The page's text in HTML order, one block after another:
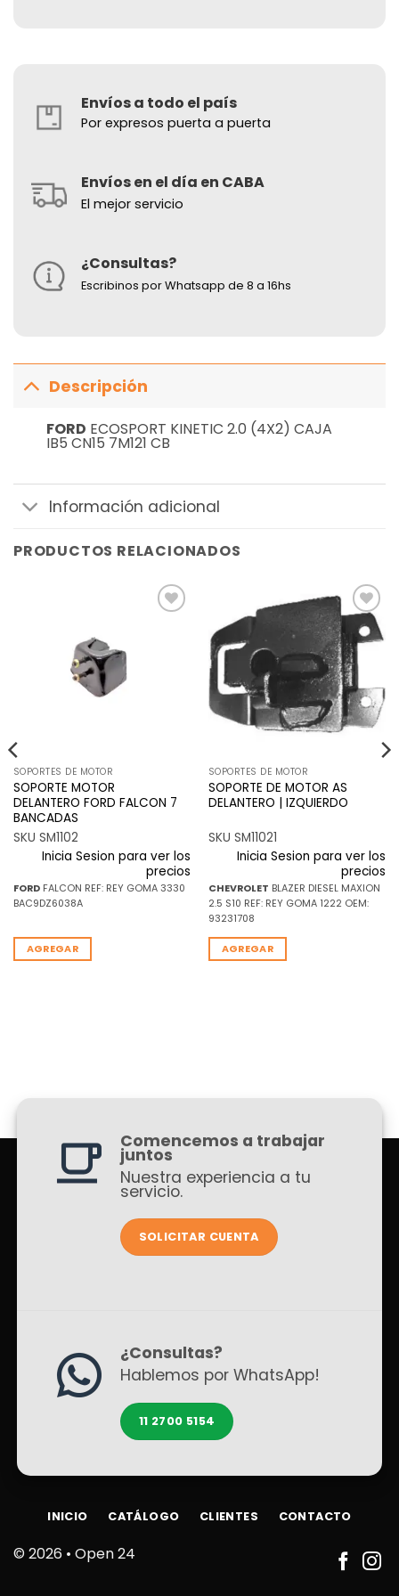
Envíos a todo el país
Por expresos puerta a puerta
Envíos en el día en CABA
El mejor servicio
¿Consultas?
Escribinos por Whatsapp de 8 a 16hs
Descripción
FORD ECOSPORT KINETIC 2.0 (4X2) CAJA
IB5 CN15 7M121 CB
Información adicional
PRODUCTOS RELACIONADOS
SOPORTES DE MOTOR
SOPORTE MOTOR
DELANTERO FORD FALCON 7
BANCADAS
SKU SM1102
Inicia Sesion para ver los
precios
FORDFALCON REF: REY GOMA 3330
BAC9DZ6038A
AGREGAR
Añadir
a la
lista de
deseos
SOPORTES DE MOTOR
SOPORTE DE MOTOR AS
DELANTERO | IZQUIERDO
SKU SM11021
Inicia Sesion para ver los
precios
CHEVROLET BLAZER DIESEL MAXION
2.5 S10 REF: REY GOMA 1222 OEM:
93231708
AGREGAR
Comencemos a trabajar
juntos
Nuestra experiencia a tu
servicio.
SOLICITAR CUENTA
¿Consultas?
Hablemos por WhatsApp!
11 2700 5154
© 2026 • Open 24
INICIO CATÁLOGO CLIENTES CONTACTO